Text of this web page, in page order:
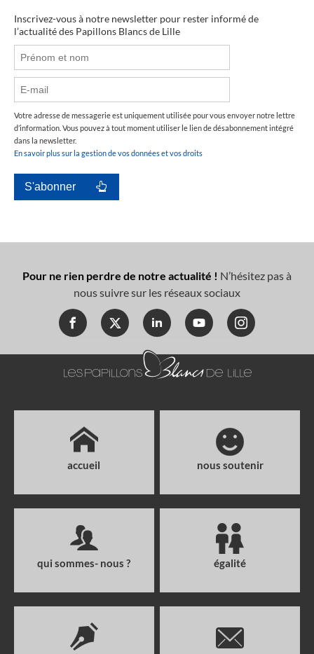
Inscrivez-vous à notre newsletter pour rester informé de
l’actualité des Papillons Blancs de Lille
Votre adresse de messagerie est uniquement utilisée pour vous envoyer notre lettre
d’information. Vous pouvez à tout moment utiliser le lien de désabonnement intégré
dans la newsletter.
En savoir plus sur la gestion de vos données et vos droits
Pour ne rien perdre de notre actualité ! N’hésitez pas à
nous suivre sur les réseaux sociaux
accueil nous soutenir
qui sommes- nous ? égalité